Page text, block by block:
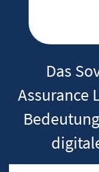
Das
Assurance